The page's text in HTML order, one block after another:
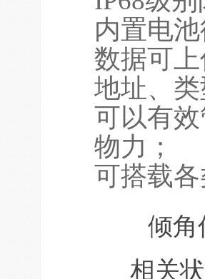
内置电
数据可
地址、
可以有
物力；
可搭载
倾角
相关